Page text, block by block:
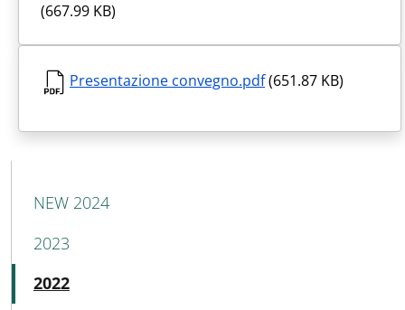
(667.99 KB)
Presentazione convegno.pdf(651.87 KB)
MAIN NAVIGATION
NEW 2024
2023
2022